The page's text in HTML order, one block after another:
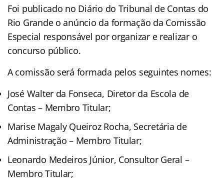
Foi publicado no Diário do Tribunal de Contas do
Rio Grande o anúncio da formação da Comissão
Especial responsável por organizar e realizar o
concurso público.
A comissão será formada pelos seguintes nomes:
José Walter da Fonseca, Diretor da Escola de
Contas – Membro Titular;
Marise Magaly Queiroz Rocha, Secretária de
Administração – Membro Titular;
Leonardo Medeiros Júnior, Consultor Geral –
Membro Titular;